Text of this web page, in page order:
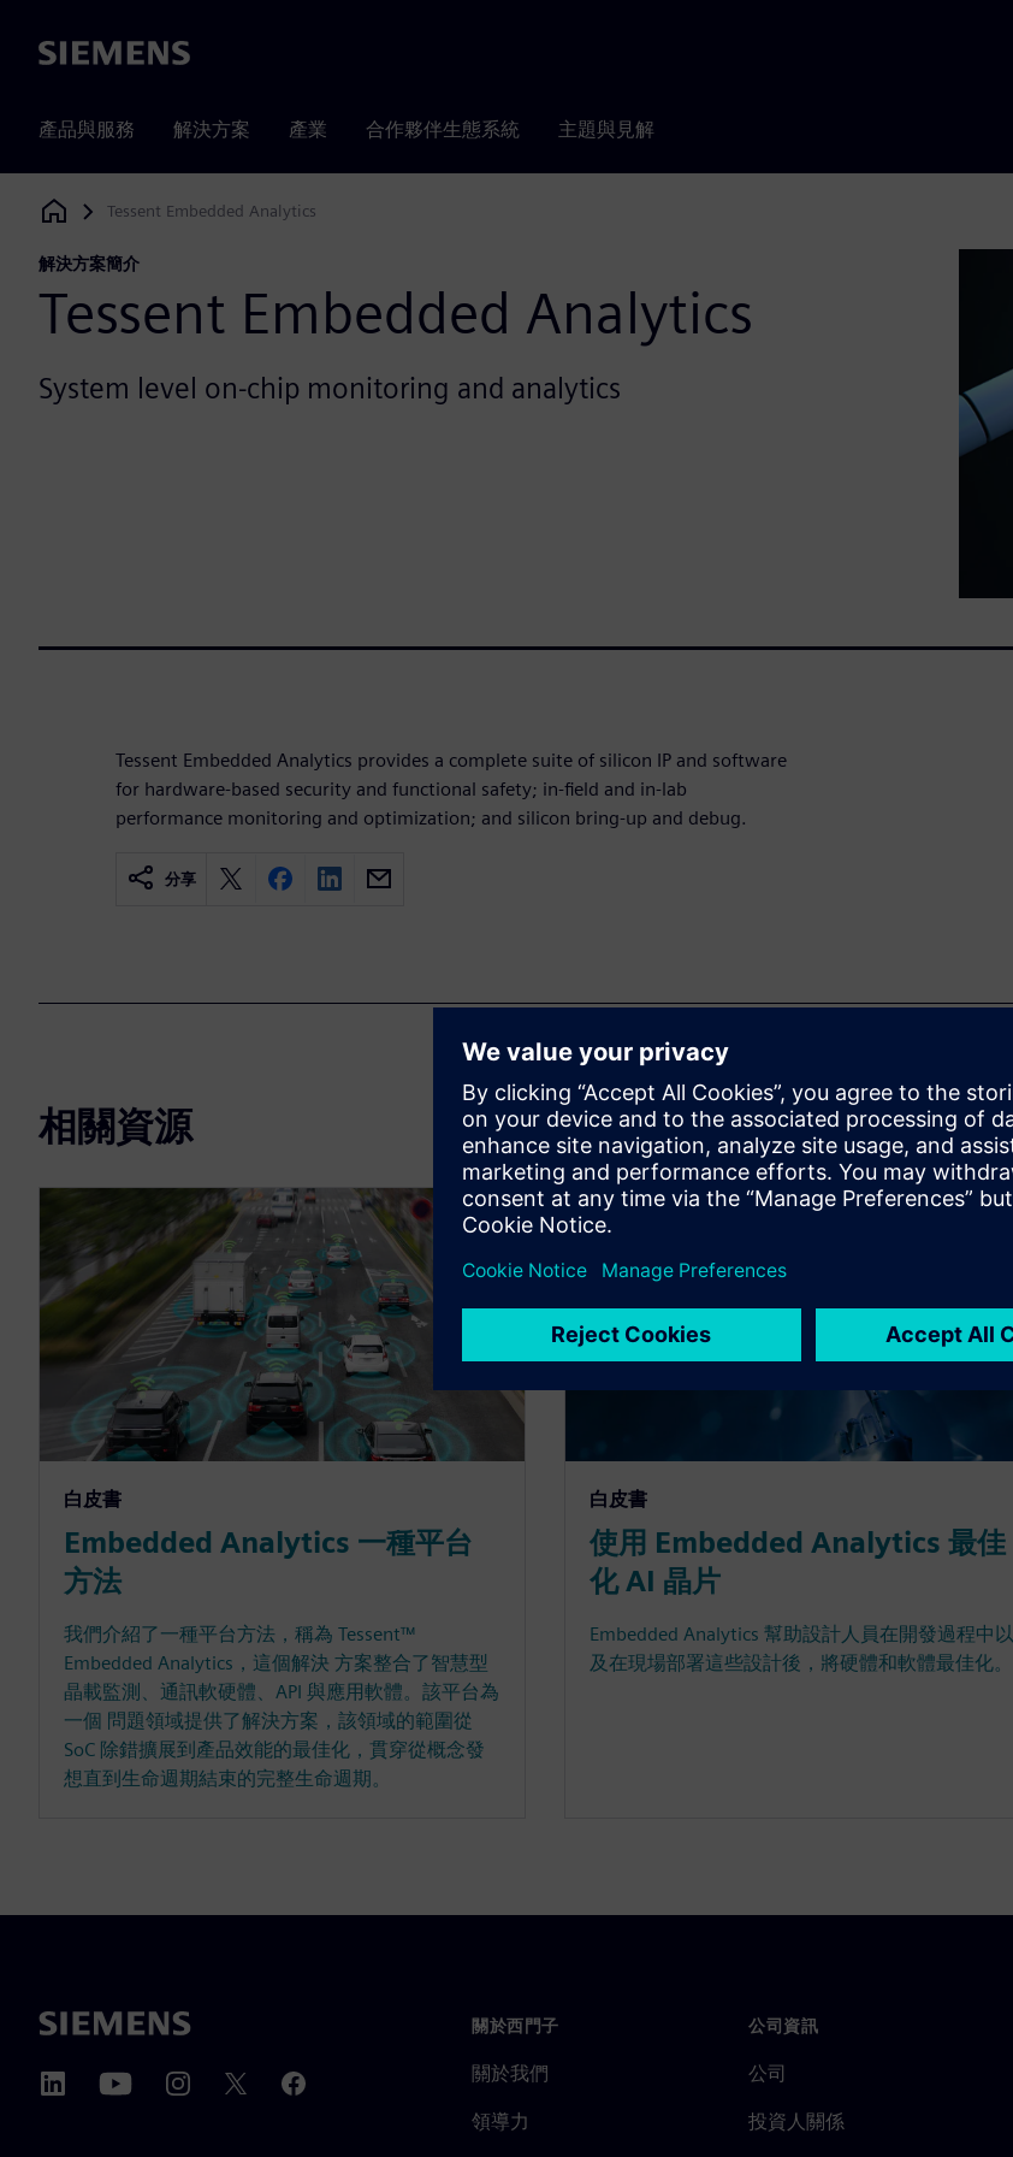
Siemens
產品與服務 解決方案 產業 合作夥伴生態系統 主題與見解
Siemens Digital Industries Software
Tessent Embedded Analytics
解決方案簡介
Tessent Embedded Analytics
System level on-chip monitoring and analytics
Tessent Embedded Analytics provides a complete suite of silicon IP and software
for hardware-based security and functional safety; in-field and in-lab
performance monitoring and optimization; and silicon bring-up and debug.
分享
相關資源
白皮書
Embedded Analytics 一種平台
方法
我們介紹了一種平台方法，稱為 Tessent™
Embedded Analytics，這個解決 方案整合了智慧型
晶載監測、通訊軟硬體、API 與應用軟體。該平台為
一個 問題領域提供了解決方案，該領域的範圍從
SoC 除錯擴展到產品效能的最佳化，貫穿從概念發
想直到生命週期結束的完整生命週期。
白皮書
使用 Embedded Analytics 最佳
化 AI 晶片
Embedded Analytics 幫助設計人員在開發過程中以
及在現場部署這些設計後，將硬體和軟體最佳化。
關於西門子
關於我們
領導力
公司資訊
公司
投資人關係